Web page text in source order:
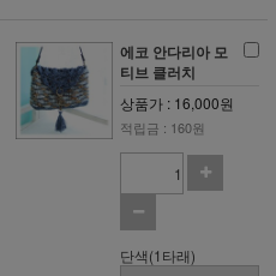
에코 안다리아 모
티브 클러치
상품가 : 16,000원
적립금 : 160원
단색(1타래)